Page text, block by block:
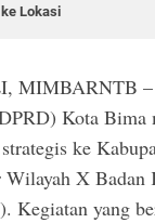
Lokasi
MIMBARNTB –
Kota Bima
ke
X Badan
Kegiatan yang